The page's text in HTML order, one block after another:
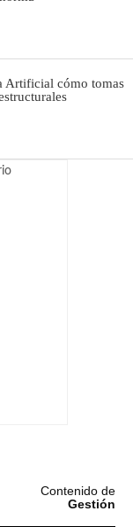
Artificial cómo tomas
Contenido de
Gestión